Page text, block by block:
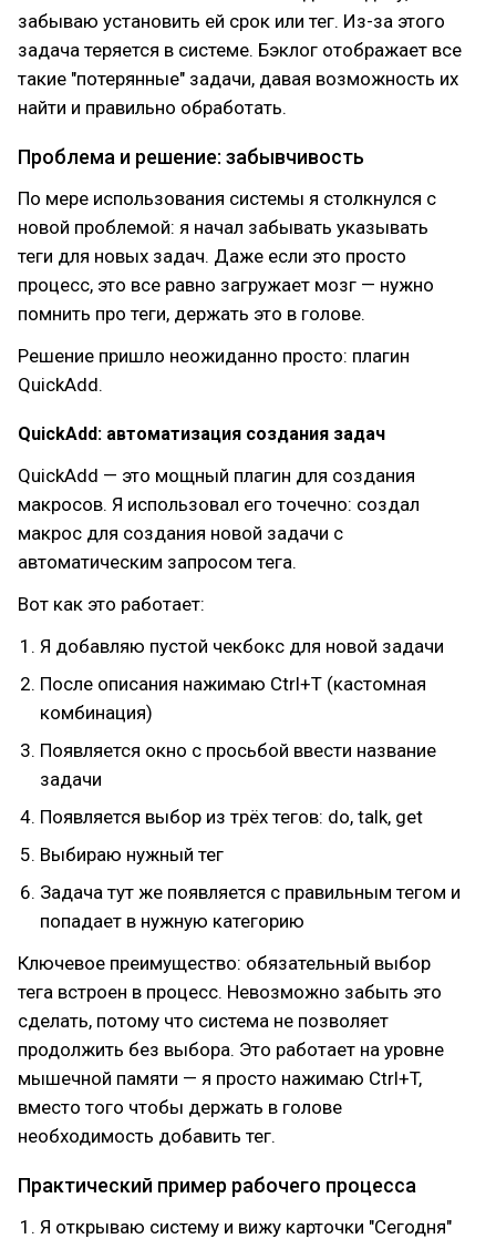
забываю установить ей срок или тег. Из-за этого
задача теряется в системе. Бэклог отображает все
такие "потерянные" задачи, давая возможность их
найти и правильно обработать.
Проблема и решение: забывчивость
По мере использования системы я столкнулся с
новой проблемой: я начал забывать указывать
теги для новых задач. Даже если это просто
процесс, это все равно загружает мозг — нужно
помнить про теги, держать это в голове.
Решение пришло неожиданно просто: плагин
QuickAdd.
QuickAdd: автоматизация создания задач
QuickAdd — это мощный плагин для создания
макросов. Я использовал его точечно: создал
макрос для создания новой задачи с
автоматическим запросом тега.
Вот как это работает:
Я добавляю пустой чекбокс для новой задачи
После описания нажимаю Ctrl+T (кастомная
комбинация)
Появляется окно с просьбой ввести название
задачи
Появляется выбор из трёх тегов: do, talk, get
Выбираю нужный тег
Задача тут же появляется с правильным тегом и
попадает в нужную категорию
Ключевое преимущество: обязательный выбор
тега встроен в процесс. Невозможно забыть это
сделать, потому что система не позволяет
продолжить без выбора. Это работает на уровне
мышечной памяти — я просто нажимаю Ctrl+T,
вместо того чтобы держать в голове
необходимость добавить тег.
Практический пример рабочего процесса
Я открываю систему и вижу карточки "Сегодня"